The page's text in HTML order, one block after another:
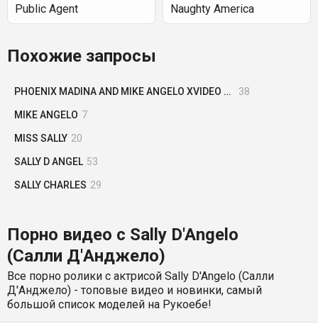
Порно видео с Sally D'Angelo
(Салли Д'Анджело)
Все порно ролики с актрисой Sally D'Angelo (Салли
Д'Анджело) - топовые видео и новинки, самый
большой список моделей на Рукоебе!
Public Agent Naughty America
Похожие запросы
PHOENIX MADINA AND MIKE ANGELO XVIDEO COM 38
MIKE ANGELO 7
MISS SALLY 20
SALLY D ANGEL 53
SALLY CHARLES 29